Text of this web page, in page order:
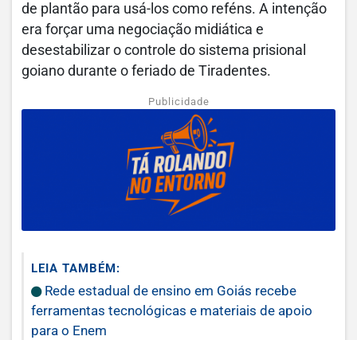
de plantão para usá-los como reféns. A intenção
era forçar uma negociação midiática e
desestabilizar o controle do sistema prisional
goiano durante o feriado de Tiradentes.
Publicidade
LEIA TAMBÉM:
Rede estadual de ensino em Goiás recebe
ferramentas tecnológicas e materiais de apoio
para o Enem